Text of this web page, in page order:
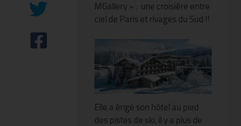
MGallery » : une croisière entre
ciel de Paris et rivages du Sud !!
Elle a érigé son hôtel au pied
des pistes de ski, il y a plus de